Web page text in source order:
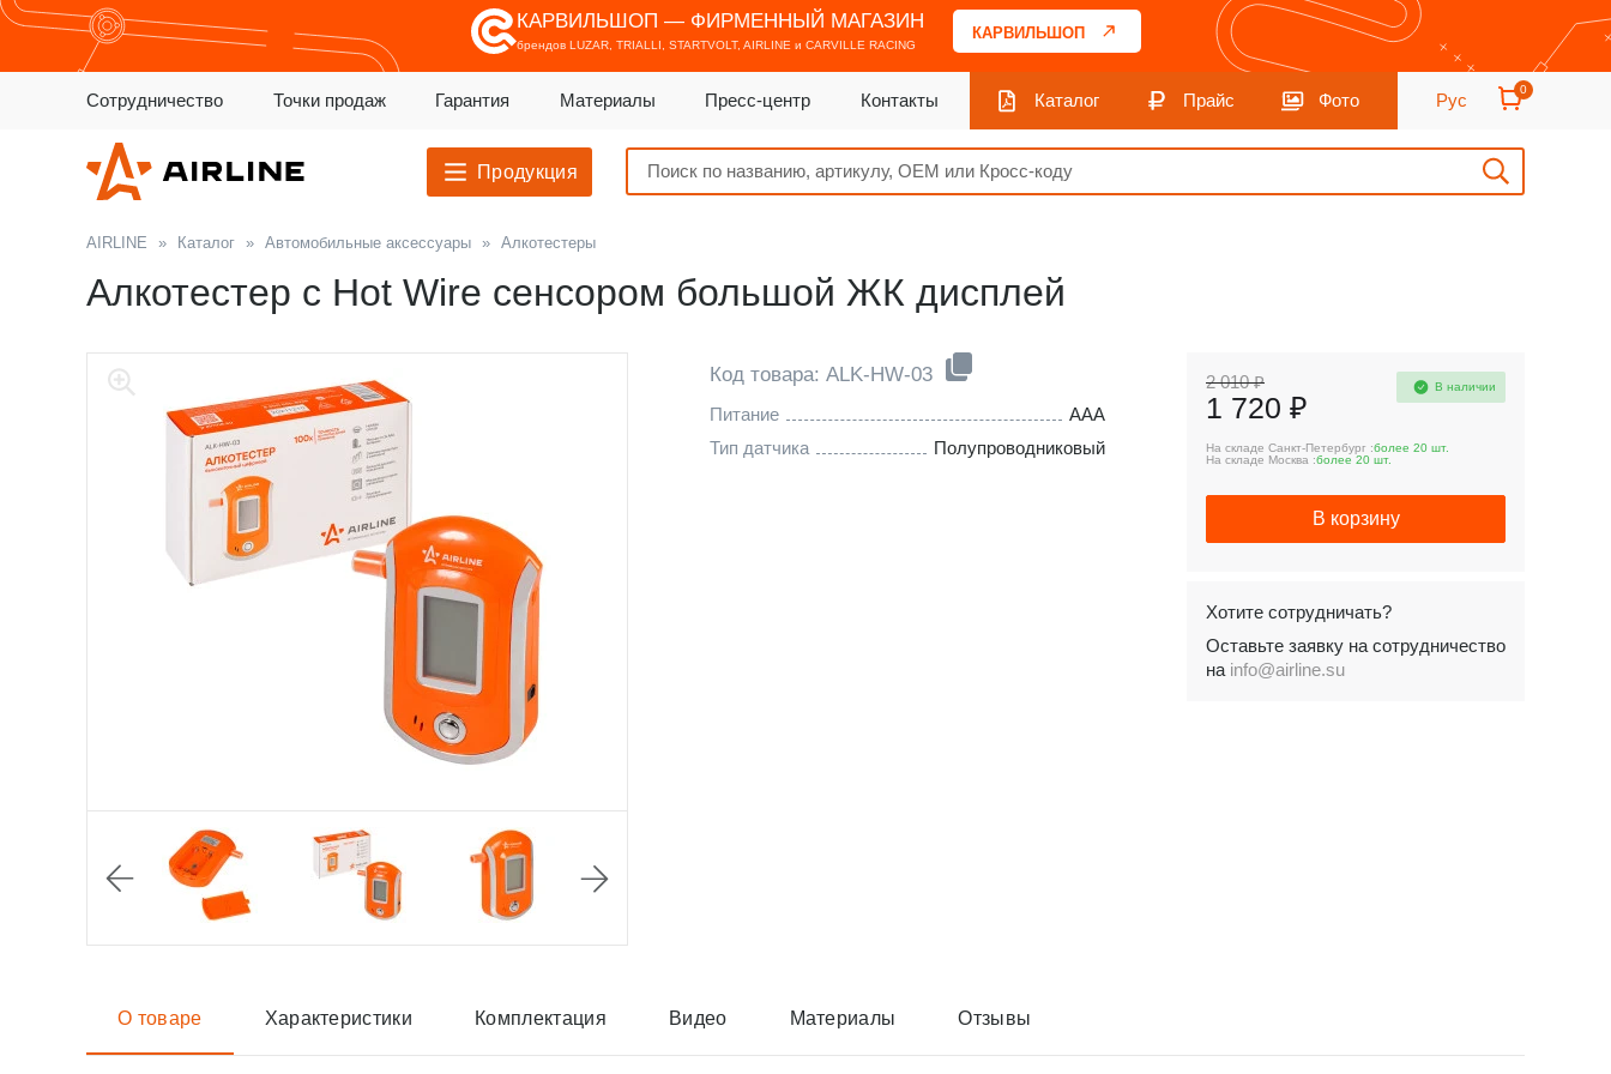
КАРВИЛЬШОП — ФИРМЕННЫЙ МАГАЗИН
брендов LUZAR, TRIALLI, STARTVOLT, AIRLINE и CARVILLE RACING
КАРВИЛЬШОП
Сотрудничество Точки продаж Гарантия Материалы Пресс-центр Контакты Каталог Прайс Фото Рус
0
Продукция
AIRLINE » Каталог » Автомобильные аксессуары » Алкотестеры
Алкотестер с Hot Wire сенсором большой ЖК дисплей
Код товара: ALK-HW-03
Питание
ААА
Тип датчика
Полупроводниковый
2 010 ₽
1 720 ₽
В наличии
На складе Санкт-Петербург :более 20 шт.
На складе Москва :более 20 шт.
В корзину
Хотите сотрудничать?
Оставьте заявку на сотрудничество
на info@airline.su
О товаре Характеристики Комплектация Видео Материалы Отзывы